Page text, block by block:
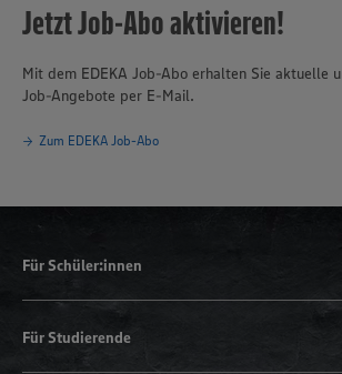
Jetzt Job-Abo aktivieren!
Mit dem EDEKA Job-Abo erhalten Sie aktuelle
Job-Angebote per E-Mail.
Zum EDEKA Job-Abo
Für Schüler:innen
Für Studierende